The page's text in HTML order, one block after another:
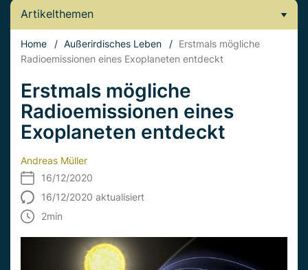
Artikelthemen
Home / Außerirdisches Leben / Erstmals mögliche
Radioemissionen eines Exoplaneten entdeckt
Erstmals mögliche
Radioemissionen eines
Exoplaneten entdeckt
Andreas Müller
16/12/2020
16/12/2020 aktualisiert
2min